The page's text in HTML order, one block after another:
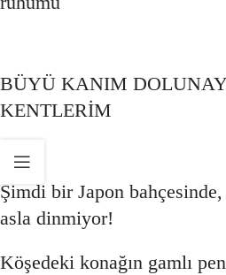
BÜYÜ KANIM
KENTLERİM
Şimdi bir Japon
asla dinmiyor!
Köşedeki konağın gamlı